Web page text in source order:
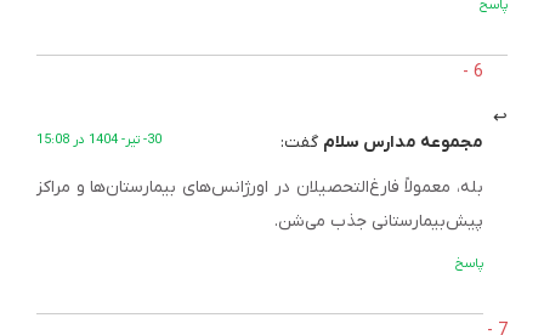
پاسخ
مجموعه مدارس سلام گفت: 30- تیر- 1404 در 15:08
بله، معمولاً فارغ‌التحصیلان در اورژانس‌های بیمارستان‌ها و مراکز
پیش‌بیمارستانی جذب می‌شن.
پاسخ